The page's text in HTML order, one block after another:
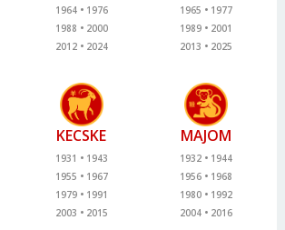
1964
1976
1988
2000
2012
2024
1965
1977
1989
2001
2013
2025
KECSKE
1931
1943
1955
1967
1979
1991
2003
2015
MAJOM
1932
1944
1956
1968
1980
1992
2004
2016